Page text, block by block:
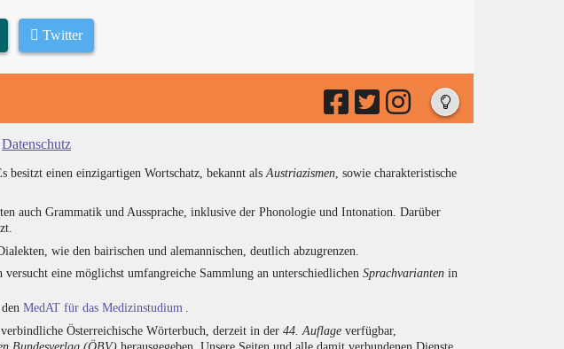
Twitter
Datenschutz
besitzt einen einzigartigen Wortschatz, bekannt alsAustriazismen, sowie charakteristische
auch Grammatik und Aussprache, inklusive der Phonologie und Intonation. Darüber
wie den bairischen und alemannischen, deutlich abzugrenzen.
eine möglichst umfangreiche Sammlung an unterschiedlichen Sprachvarianten in
MedAT für das Medizinstudium .
Österreichische Wörterbuch, derzeit in der 44. Auflage verfügbar,